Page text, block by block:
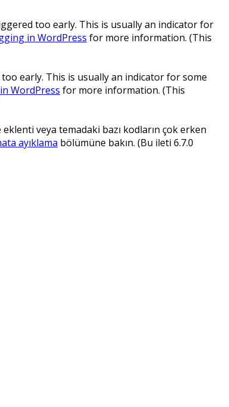
too early. This is usually an indicator for
in WordPress for more information. (This
early. This is usually an indicator for some
WordPress for more information. (This
veya temadaki bazı kodların çok erken
ayıklama bölümüne bakın. (Bu ileti 6.7.0